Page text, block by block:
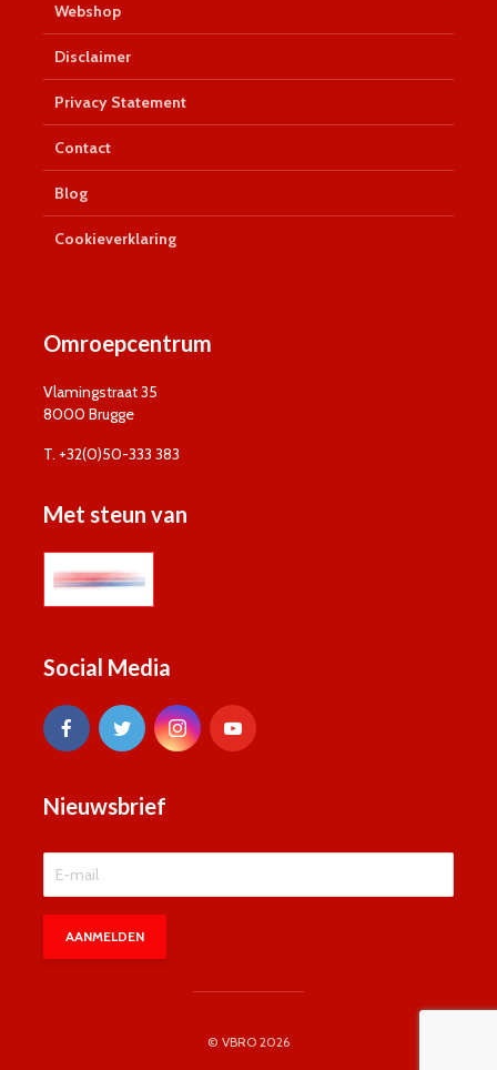
Webshop
Disclaimer
Privacy Statement
Contact
Blog
Cookieverklaring
Omroepcentrum
Vlamingstraat 35
8000 Brugge
T. +32(0)50-333 383
Met steun van
Social Media
Nieuwsbrief
© VBRO 2026